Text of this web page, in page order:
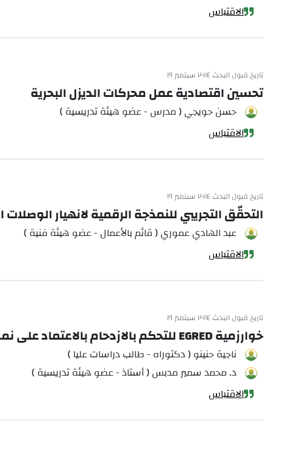
الاقتباس
تاريخ قبول البحث ٢٠٢٤ سبتمبر ١٩
تحسين اقتصادية عمل محركات الديزل البحرية
حسن حويجي ( مدرس - عضو هيئة تدريسية )
الاقتباس
تاريخ قبول البحث ٢٠٢٤ سبتمبر ١٩
التحقّق التجريبي للنمذجة الرقمية لانهيار
عبد الهادي عموري ( قائم بالأعمال - عضو هيئة فنية )
الاقتباس
تاريخ قبول البحث ٢٠٢٤ سبتمبر ١٩
خوارزمية EGRED للتحكم بالازدحام بالاعتماد على نموذج خطي تحليلي
ناجية حنينو ( دكتوراه - طالب دراسات عليا )
د. محمد سمير مدبس ( أستاذ - عضو هيئة تدريسية )
الاقتباس